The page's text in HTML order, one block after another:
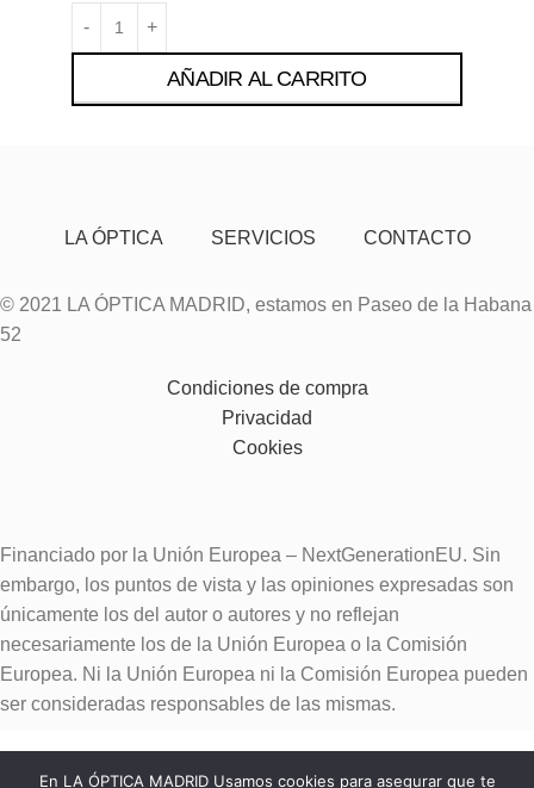
AÑADIR AL CARRITO
LA ÓPTICA SERVICIOS CONTACTO
© 2021 LA ÓPTICA MADRID, estamos en Paseo de la Habana
52
Condiciones de compra
Privacidad
Cookies
Financiado por la Unión Europea – NextGenerationEU. Sin
embargo, los puntos de vista y las opiniones expresadas son
únicamente los del autor o autores y no reflejan
necesariamente los de la Unión Europea o la Comisión
Europea. Ni la Unión Europea ni la Comisión Europea pueden
ser consideradas responsables de las mismas.
En LA ÓPTICA MADRID Usamos cookies para asegurar que te